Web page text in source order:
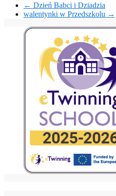
← Dzień Babci i Dziadzia
walentynki w Przedszkolu →